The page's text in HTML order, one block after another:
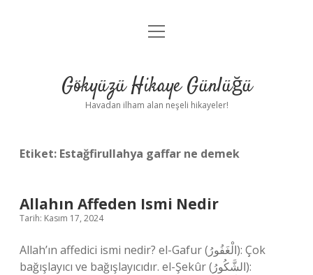
Anasayfa
Yasal Uyarı
menüyü
Gökyüzü Hikaye Günlüğü
Havadan ilham alan neşeli hikayeler!
Etiket: Estağfirullahya gaffar ne demek
Allahın Affeden Ismi Nedir
Tarih: Kasım 17, 2024
Allah’ın affedici ismi nedir? el-Gafur (الْغَفُورُ): Çok
bağışlayıcı ve bağışlayıcıdır. el-Şekûr (الشَّكُورُ):